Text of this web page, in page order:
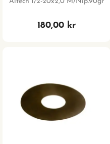
180,00 kr